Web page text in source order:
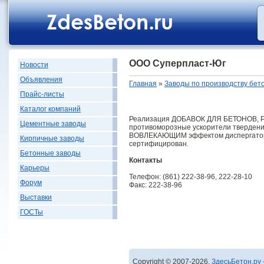
Новости
Объявления
Прайс-листы
Каталог компаний
Цементные заводы
Кирпичные заводы
Бетонные заводы
Карьеры
Форум
Выставки
ГОСТы
ООО Суперпласт-Юг
Главная » Заводы по производству
Реализация ДОБАВОК ДЛЯ
противоморозные ускорители
ВОВЛЕКАЮЩИМ эффектом
сертифицирован.
Контакты
Телефон: (861) 222-38-96, 222-28-10
Факс: 222-38-96
Copyright © 2007-2026,